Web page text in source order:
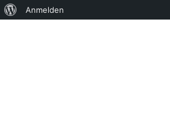
Über
Anmelden